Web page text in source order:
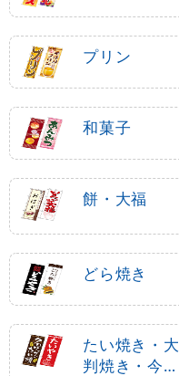
プリン
和菓子
餅・大福
どら焼き
たい焼き・大
判焼き・今川